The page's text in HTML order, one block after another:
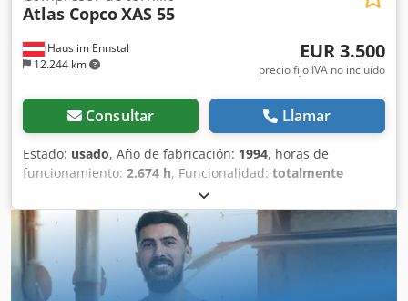
Haus im Ennstal
12.244 km
Atlas CopcoXAS 55
EUR 3.500
precio fijo IVA no incluído
Consultar Llamar
Estado: usado, Año de fabricación: 1994, horas de
funcionamiento: 2.674 h, Funcionalidad: totalmente
, Atlas Copco XAS 55 Compresor de obra /
Compresor de tornillo - Año 1994 - incluye accesorios
Venta comercial de un compresor móvil Atlas Copco XAS 55
en paquete completo. En venta un compresor de tornillo
fiable y robusto del reconocido fabricante Atlas Copco,
modelo XAS 55. El equipo proviene de la flota de Fischer